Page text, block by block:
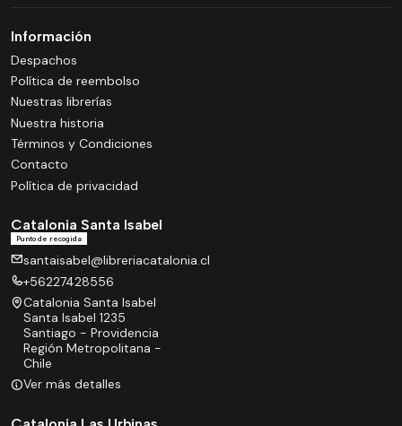
Información
Despachos
Política de reembolso
Nuestras librerías
Nuestra historia
Términos y Condiciones
Contacto
Política de privacidad
Catalonia Santa Isabel
Punto de recogida
santaisabel@libreriacatalonia.cl
+56227428556
Catalonia Santa Isabel
Santa Isabel 1235
Santiago - Providencia
Región Metropolitana -
Chile
Ver más detalles